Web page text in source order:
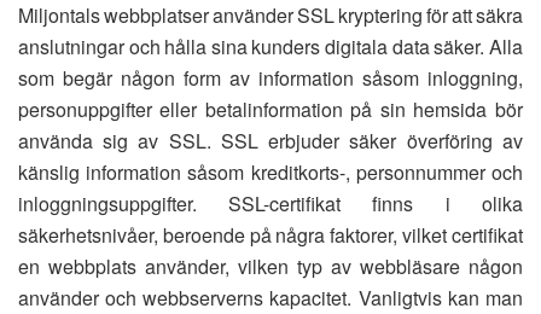
Miljontals webbplatser använder SSL kryptering för att säkra
anslutningar och hålla sina kunders digitala data säker. Alla
som begär någon form av information såsom inloggning,
personuppgifter eller betalinformation på sin hemsida bör
använda sig av SSL. SSL erbjuder säker överföring av
känslig information såsom kreditkorts-, personnummer och
inloggningsuppgifter. SSL-certifikat finns i olika
säkerhetsnivåer, beroende på några faktorer, vilket certifikat
en webbplats använder, vilken typ av webbläsare någon
använder och webbserverns kapacitet. Vanligtvis kan man